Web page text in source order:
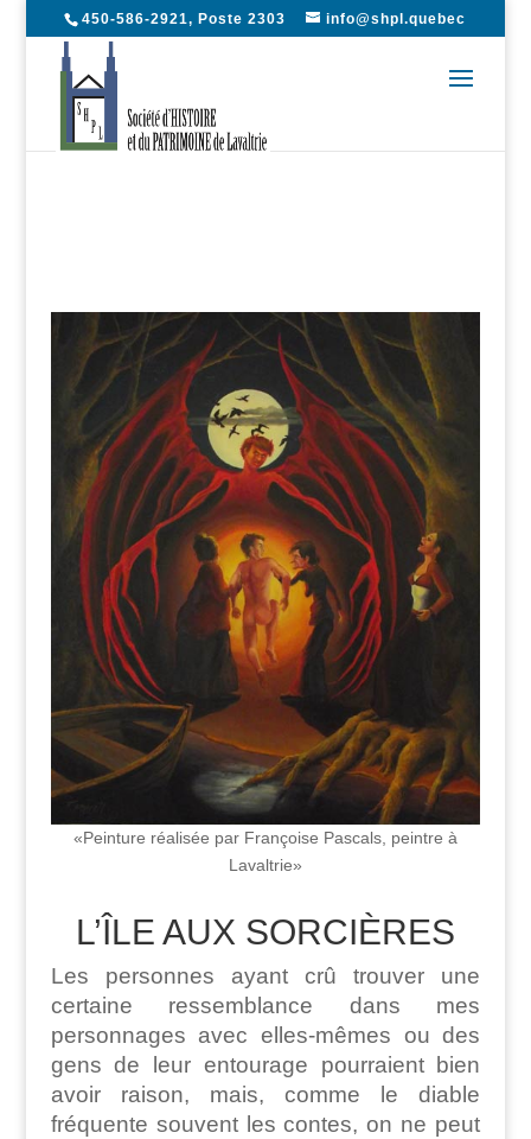
450-586-2921, Poste 2303 info@shpl.quebec
«Peinture réalisée par Françoise Pascals, peintre à
Lavaltrie»
L’ÎLE AUX SORCIÈRES
Les personnes ayant crû trouver une
certaine ressemblance dans mes
personnages avec elles-mêmes ou des
gens de leur entourage pourraient bien
avoir raison, mais, comme le diable
fréquente souvent les contes, on ne peut